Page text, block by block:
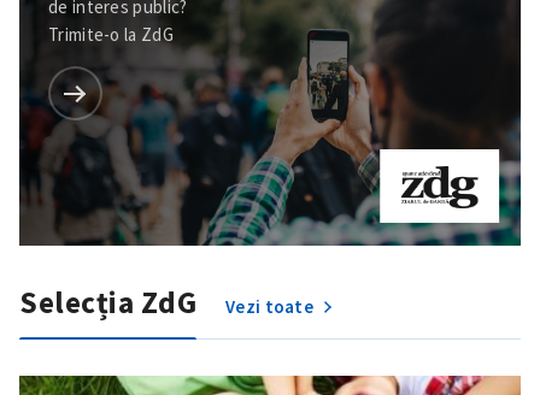
de interes public?
Trimite-o la ZdG
Selecția ZdG Vezi toate